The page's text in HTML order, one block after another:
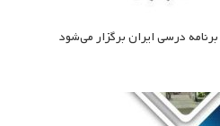
درسی ایران برگزار می‌شود